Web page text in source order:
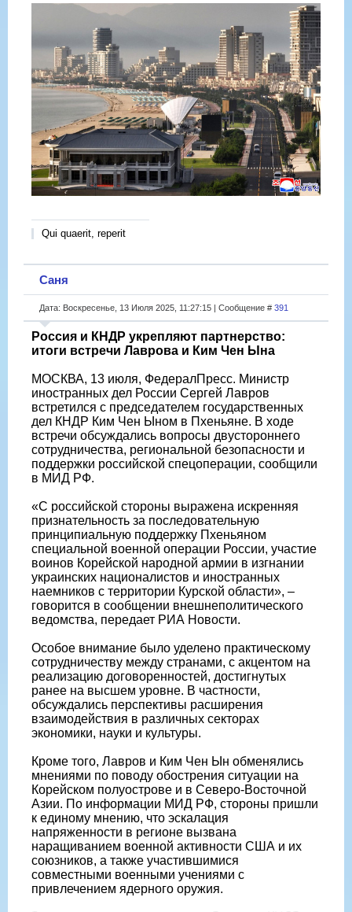
Qui quaerit, reperit
Саня
Дата: Воскресенье, 13 Июля 2025, 11:27:15 | Сообщение # 391
Россия и КНДР укрепляют партнерство:
итоги встречи Лаврова и Ким Чен Ына
МОСКВА, 13 июля, ФедералПресс. Министр
иностранных дел России Сергей Лавров
встретился с председателем государственных
дел КНДР Ким Чен Ыном в Пхеньяне. В ходе
встречи обсуждались вопросы двустороннего
сотрудничества, региональной безопасности и
поддержки российской спецоперации, сообщили
в МИД РФ.
«С российской стороны выражена искренняя
признательность за последовательную
принципиальную поддержку Пхеньяном
специальной военной операции России, участие
воинов Корейской народной армии в изгнании
украинских националистов и иностранных
наемников с территории Курской области», –
говорится в сообщении внешнеполитического
ведомства, передает РИА Новости.
Особое внимание было уделено практическому
сотрудничеству между странами, с акцентом на
реализацию договоренностей, достигнутых
ранее на высшем уровне. В частности,
обсуждались перспективы расширения
взаимодействия в различных секторах
экономики, науки и культуры.
Кроме того, Лавров и Ким Чен Ын обменялись
мнениями по поводу обострения ситуации на
Корейском полуострове и в Северо-Восточной
Азии. По информации МИД РФ, стороны пришли
к единому мнению, что эскалация
напряженности в регионе вызвана
наращиванием военной активности США и их
союзников, а также участившимися
совместными военными учениями с
привлечением ядерного оружия.